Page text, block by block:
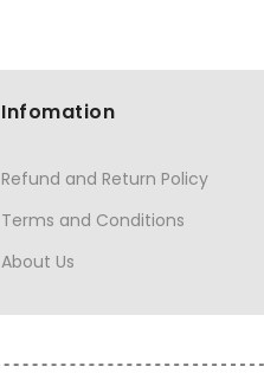
Infomation
Refund and Return Policy
Terms and Conditions
About Us